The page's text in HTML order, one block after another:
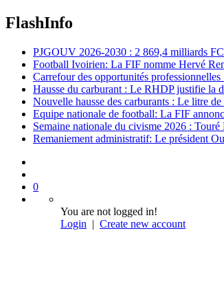
FlashInfo
PJGOUV 2026-2030 : 2 869,4 milliards
Football Ivoirien: La FIF nomme Hervé
Carrefour des opportunités
Hausse du carburant : Le RHDP justifie la
Nouvelle hausse des carburants : Le litre
Equipe nationale de football: La FIF
Semaine nationale du civisme 2026 :
Remaniement administratif: Le président
0
You are not logged in!
Login | Create new account